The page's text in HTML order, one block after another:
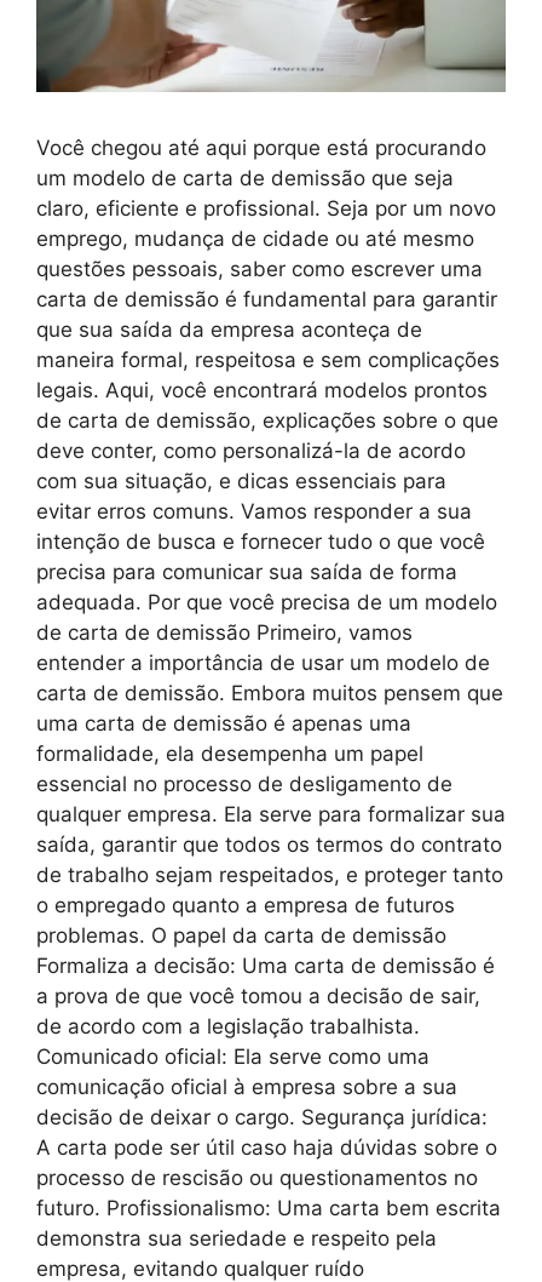
Você chegou até aqui porque está procurando
um modelo de carta de demissão que seja
claro, eficiente e profissional. Seja por um novo
emprego, mudança de cidade ou até mesmo
questões pessoais, saber como escrever uma
carta de demissão é fundamental para garantir
que sua saída da empresa aconteça de
maneira formal, respeitosa e sem complicações
legais. Aqui, você encontrará modelos prontos
de carta de demissão, explicações sobre o que
deve conter, como personalizá-la de acordo
com sua situação, e dicas essenciais para
evitar erros comuns. Vamos responder a sua
intenção de busca e fornecer tudo o que você
precisa para comunicar sua saída de forma
adequada. Por que você precisa de um modelo
de carta de demissão Primeiro, vamos
entender a importância de usar um modelo de
carta de demissão. Embora muitos pensem que
uma carta de demissão é apenas uma
formalidade, ela desempenha um papel
essencial no processo de desligamento de
qualquer empresa. Ela serve para formalizar sua
saída, garantir que todos os termos do contrato
de trabalho sejam respeitados, e proteger tanto
o empregado quanto a empresa de futuros
problemas. O papel da carta de demissão
Formaliza a decisão: Uma carta de demissão é
a prova de que você tomou a decisão de sair,
de acordo com a legislação trabalhista.
Comunicado oficial: Ela serve como uma
comunicação oficial à empresa sobre a sua
decisão de deixar o cargo. Segurança jurídica:
A carta pode ser útil caso haja dúvidas sobre o
processo de rescisão ou questionamentos no
futuro. Profissionalismo: Uma carta bem escrita
demonstra sua seriedade e respeito pela
empresa, evitando qualquer ruído